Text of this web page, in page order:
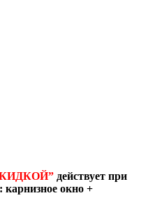
действует при
карнизное окно +